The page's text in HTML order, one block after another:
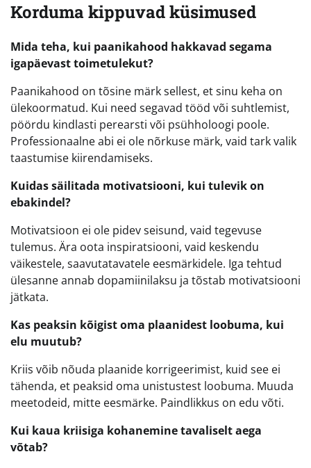
Korduma kippuvad küsimused
Mida teha, kui paanikahood hakkavad segama
igapäevast toimetulekut?
Paanikahood on tõsine märk sellest, et sinu keha on
ülekoormatud. Kui need segavad tööd või suhtlemist,
pöördu kindlasti perearsti või psühholoogi poole.
Professionaalne abi ei ole nõrkuse märk, vaid tark valik
taastumise kiirendamiseks.
Kuidas säilitada motivatsiooni, kui tulevik on
ebakindel?
Motivatsioon ei ole pidev seisund, vaid tegevuse
tulemus. Ära oota inspiratsiooni, vaid keskendu
väikestele, saavutatavatele eesmärkidele. Iga tehtud
ülesanne annab dopamiinilaksu ja tõstab motivatsiooni
jätkata.
Kas peaksin kõigist oma plaanidest loobuma, kui
elu muutub?
Kriis võib nõuda plaanide korrigeerimist, kuid see ei
tähenda, et peaksid oma unistustest loobuma. Muuda
meetodeid, mitte eesmärke. Paindlikkus on edu võti.
Kui kaua kriisiga kohanemine tavaliselt aega
võtab?